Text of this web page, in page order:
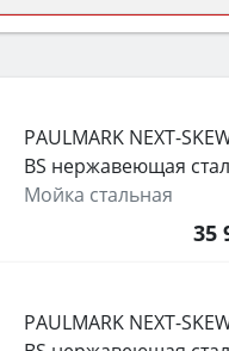
с типом
на объём 50–70
(конвекция, гриль,
детей).
PAULMARK NEXT-
BS нержавеющая
Мойка стальная
35
PAULMARK NEXT-